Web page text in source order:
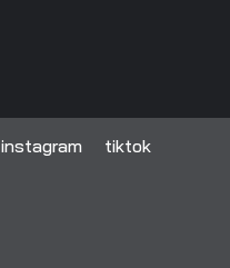
instagram tiktok